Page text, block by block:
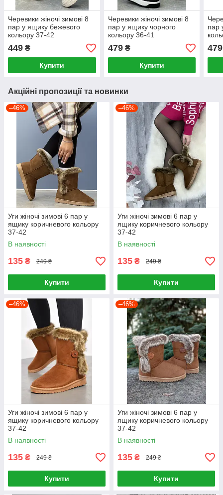
Черевики жіночі зимові 8
пар у ящику бежевого
кольору 37-42
449 ₴
Купити
Черевики жіночі зимові 8
пар у ящику чорного
кольору 36-41
479₴
Купити
пар
479
Акційні пропозиції та новинки
–46%
Уги жіночі зимові 6 пар у
ящику коричневого кольору
37-42
В наявності
135 ₴ 249 ₴
Купити
–46%
Уги жіночі зимові 6 пар у
ящику коричневого кольору
37-42
В наявності
135 ₴ 249 ₴
Купити
–46%
Уги жіночі зимові 6 пар у
ящику коричневого кольору
37-42
В наявності
135 ₴ 249 ₴
Купити
–46%
Уги жіночі зимові 6 пар у
ящику коричневого кольору
37-42
В наявності
135 ₴ 249 ₴
Купити